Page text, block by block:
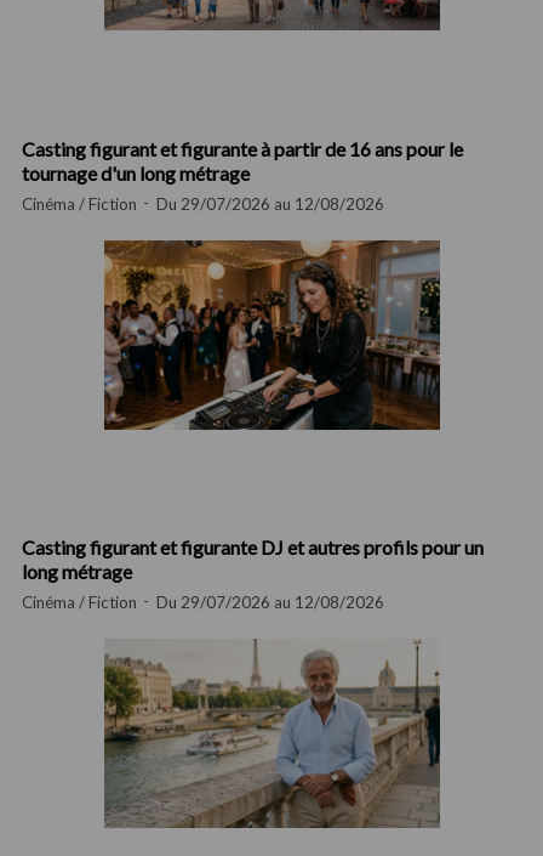
Casting figurant et figurante à partir de 16 ans pour le
tournage d'un long métrage
Cinéma / Fiction Du 29/07/2026 au 12/08/2026
Casting figurant et figurante DJ et autres profils pour un
long métrage
Cinéma / Fiction Du 29/07/2026 au 12/08/2026